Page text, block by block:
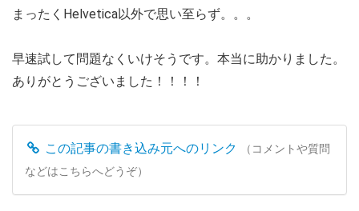
まったくHelvetica以外で思い至らず。。。
早速試して問題なくいけそうです。本当に助かりました。
ありがとうございました！！！！
この記事の書き込み元へのリンク
（コメントや質問
などはこちらへどうぞ）